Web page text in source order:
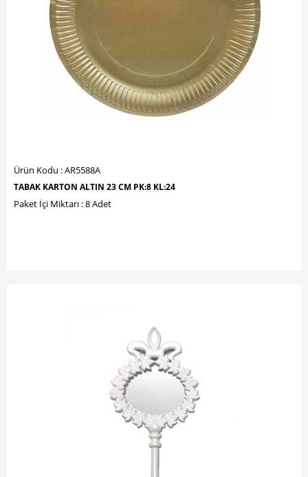
Ürün Kodu : AR5588A
TABAK KARTON ALTIN 23 CM PK:8 KL:24
Paket İçi Miktarı : 8 Adet